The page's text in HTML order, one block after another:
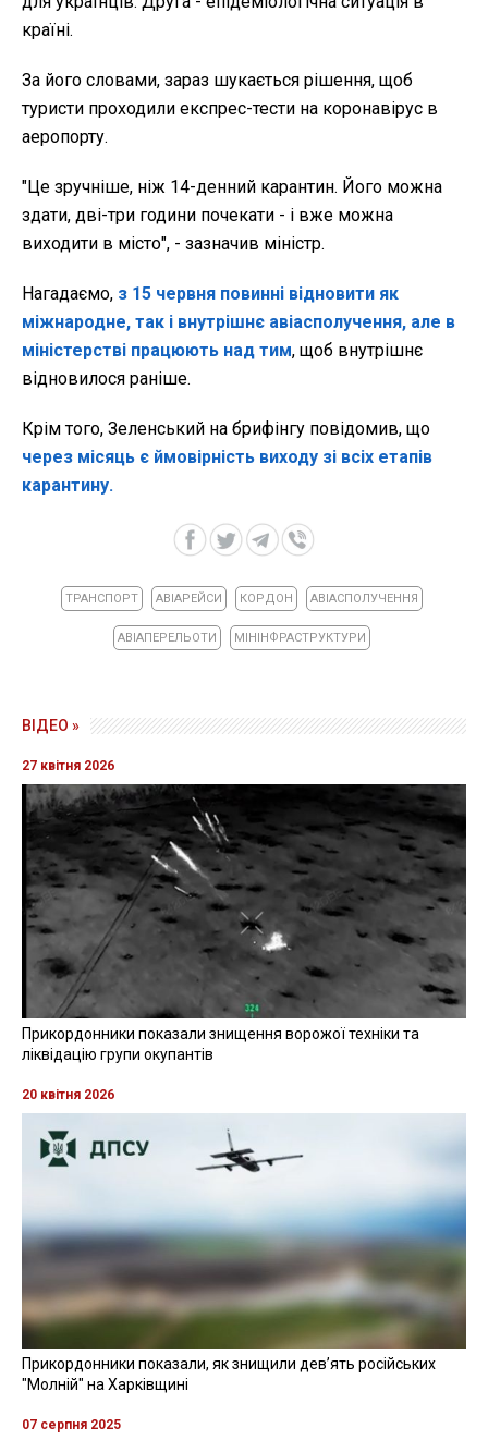
країні.
За його словами, зараз шукається рішення, щоб
туристи проходили експрес-тести на коронавірус в
аеропорту.
"Це зручніше, ніж 14-денний карантин. Його можна
здати, дві-три години почекати - і вже можна
виходити в місто", - зазначив міністр.
Нагадаємо, з 15 червня повинні відновити як
міжнародне, так і внутрішнє авіасполучення, але в
міністерстві працюють над тим, щоб внутрішнє
відновилося раніше.
Крім того, Зеленський на брифінгу повідомив, що
через місяць є ймовірність виходу зі всіх етапів
карантину.
ТРАНСПОРТ АВІАРЕЙСИ КОРДОН АВІАСПОЛУЧЕННЯ
АВІАПЕРЕЛЬОТИ МІНІНФРАСТРУКТУРИ
ВІДЕО »
27 квітня 2026
Прикордонники показали знищення ворожої техніки та
ліквідацію групи окупантів
20 квітня 2026
Прикордонники показали, як знищили девʼять російських
"Молній" на Харківщині
07 серпня 2025